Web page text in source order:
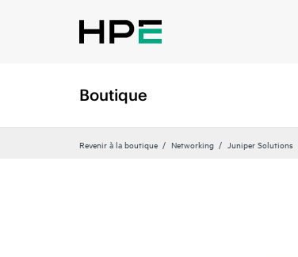
Boutique
Revenir à la boutique Networking Juniper Solutions